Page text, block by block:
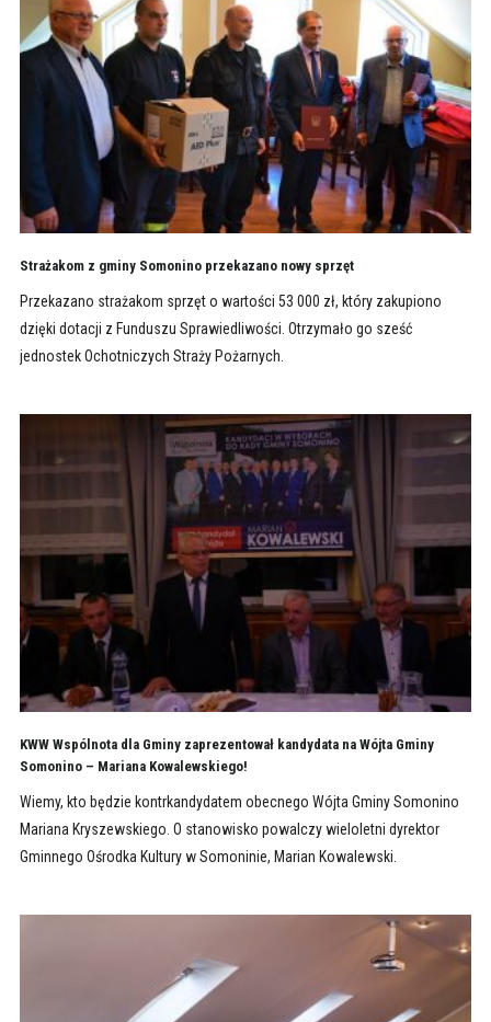
Strażakom z gminy Somonino przekazano nowy sprzęt
Przekazano strażakom sprzęt o wartości 53 000 zł, który zakupiono
dzięki dotacji z Funduszu Sprawiedliwości. Otrzymało go sześć
jednostek Ochotniczych Straży Pożarnych.
KWW Wspólnota dla Gminy zaprezentował kandydata na Wójta Gminy
Somonino – Mariana Kowalewskiego!
Wiemy, kto będzie kontrkandydatem obecnego Wójta Gminy Somonino
Mariana Kryszewskiego. O stanowisko powalczy wieloletni dyrektor
Gminnego Ośrodka Kultury w Somoninie, Marian Kowalewski.